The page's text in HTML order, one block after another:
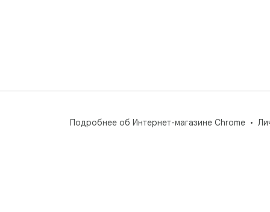
Подробнее об Интернет-магазине Chrome